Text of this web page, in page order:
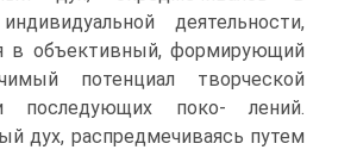
деятельности,
в объективный, формирующий
потенциал творческой
последующих поко- лений.
дух, распредмечиваясь путем